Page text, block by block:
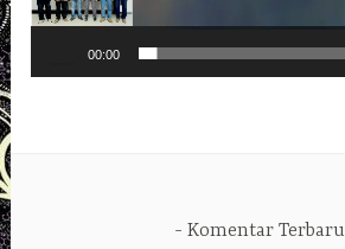
00:00
Komentar Terbaru